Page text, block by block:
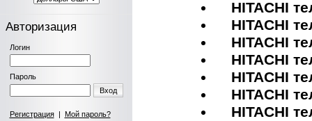
Авторизация
Логин
Пароль
Вход
Регистрация| Мой пароль?
HITACHI
HITACHI
HITACHI
HITACHI
HITACHI
HITACHI
HITACHI